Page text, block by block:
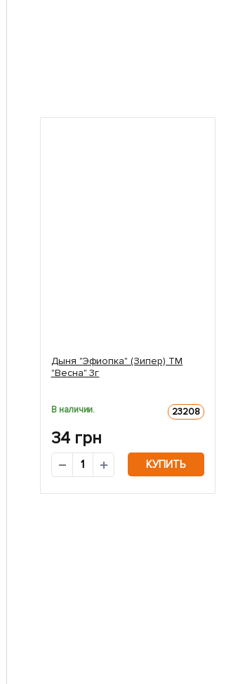
Дыня "Эфиопка" (Зипер) ТМ
"Весна" 3г
В наличии. 23208
34грн
КУПИТЬ